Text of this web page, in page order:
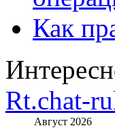
Как
Rt.chat-
Август 2026